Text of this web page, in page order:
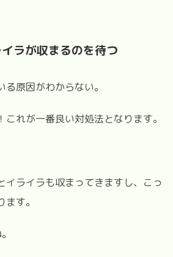
ラが収まるのを待つ
原因がわからない。
れが一番良い対処法となります。
イライラも収まってきますし、こっ
す。